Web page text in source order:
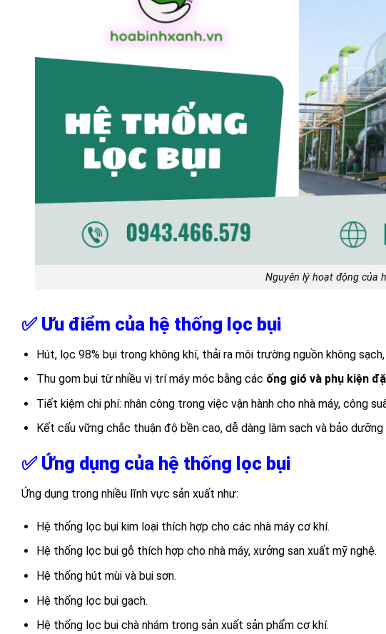
Nguyên lý hoạt động của
✅ Ưu điểm của hệ thống lọc bụi
Hút, lọc 98% bụi trong không khí, thải ra môi trường nguồn không
Thu gom bụi từ nhiều vị trí máy móc bằng các ống gió và phụ kiện
Tiết kiệm chi phí: nhân công trong việc vận hành cho nhà máy, công
Kết cấu vững chắc thuận độ bền cao, dễ dàng làm sạch và bảo
✅ Ứng dụng của hệ thống lọc bụi
Ứng dụng trong nhiều lĩnh vực sản xuất như:
Hệ thống lọc bụi kim loại thích hợp cho các nhà máy cơ khí.
Hệ thống lọc bụi gỗ thích hợp cho nhà máy, xưởng san xuất mỹ nghệ.
Hệ thống hút mùi và bụi sơn.
Hệ thống lọc bụi gạch.
Hệ thống lọc bụi chà nhám trong sản xuất sản phẩm cơ khí.